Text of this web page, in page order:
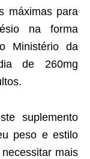
máximas para
na forma
Ministério da
de 260mg
suplemento
peso e estilo
mais